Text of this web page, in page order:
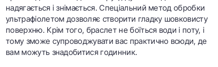
надягається і знімається. Спеціальний метод обробки
ультрафіолетом дозволяє створити гладку шовковисту
поверхню. Крім того, браслет не боїться води і поту, і
тому зможе супроводжувати вас практично всюди, де
вам можуть знадобитися годинник.